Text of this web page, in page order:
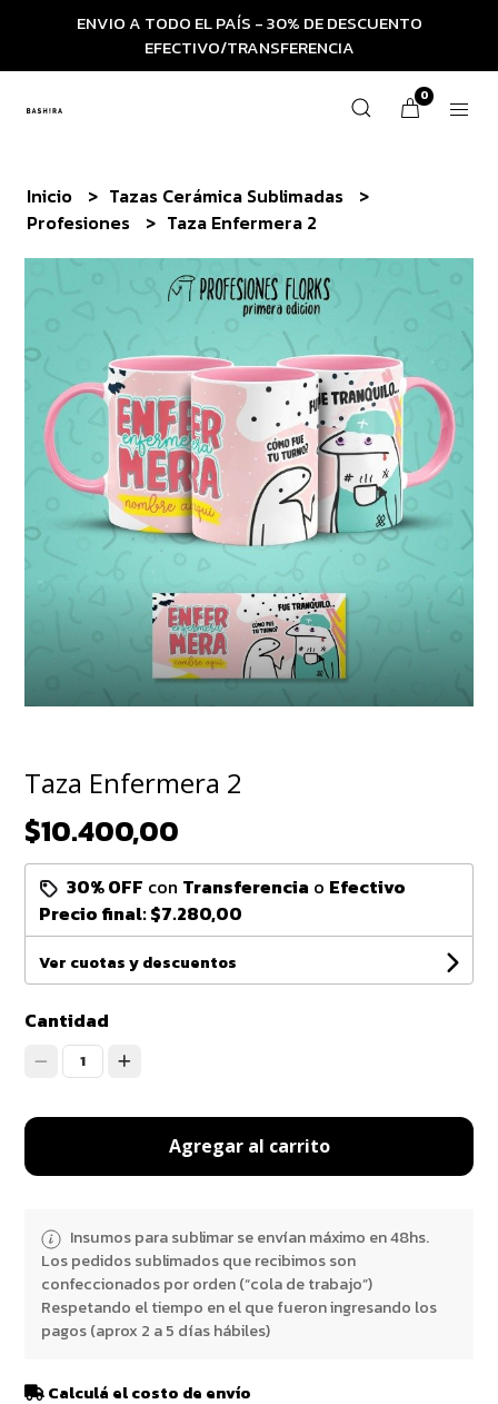
ENVIO A TODO EL PAÍS - 30% DE DESCUENTO
EFECTIVO/TRANSFERENCIA
0
Inicio
Tazas Cerámica Sublimadas
Profesiones
Taza Enfermera 2
Taza Enfermera 2
$10.400,00
30% OFF con Transferencia o Efectivo
Precio final:$7.280,00
Ver cuotas y descuentos
Cantidad
1
Agregar al carrito
Insumos para sublimar se envían máximo en 48hs.
Los pedidos sublimados que recibimos son
confeccionados por orden (“cola de trabajo”)
Respetando el tiempo en el que fueron ingresando los
pagos (aprox 2 a 5 días hábiles)
Calculá el costo de envío